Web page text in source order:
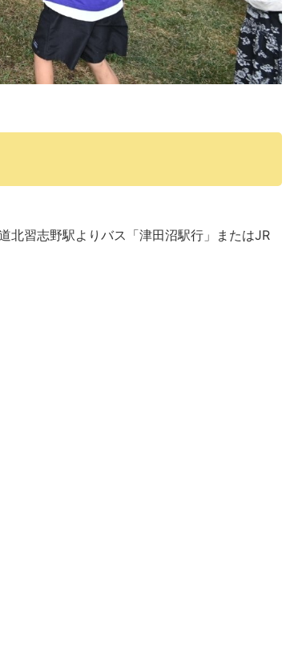
習志野駅よりバス「津田沼駅行」またはJR